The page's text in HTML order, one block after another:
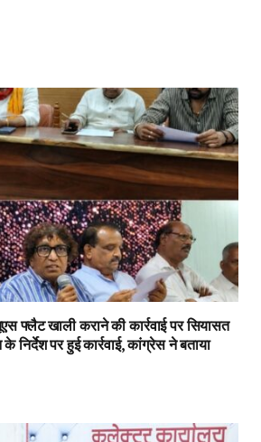
फ्लैट खाली कराने की कार्रवाई पर सियासत
निर्देश पर हुई कार्रवाई, कांग्रेस ने बताया